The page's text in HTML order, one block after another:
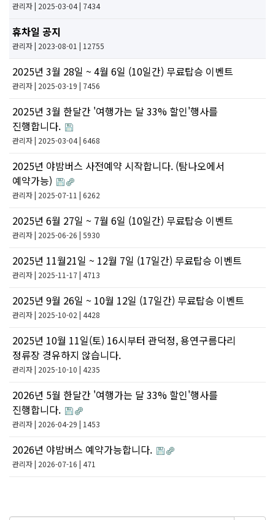
관리자| 2025-03-04 | 7434
휴차일 공지
관리자| 2023-08-01 | 12755
2025년 3월 28일 ~ 4월 6일 (10일간) 무료탑승 이벤트
관리자| 2025-03-19 | 7456
2025년 3월 한달간 '여행가는 달 33% 할인'행사를
진행합니다.
관리자| 2025-03-04 | 6468
2025년 야밤버스 사전예약 시작합니다. (탐나오에서
예약가능)
관리자| 2025-07-11 | 6262
2025년 6월 27일 ~ 7월 6일 (10일간) 무료탑승 이벤트
관리자| 2025-06-26 | 5930
2025년 11월21일 ~ 12월 7일 (17일간) 무료탑승 이벤트
관리자| 2025-11-17 | 4713
2025년 9월 26일 ~ 10월 12일 (17일간) 무료탑승 이벤트
관리자| 2025-10-02 | 4428
2025년 10월 11일(토) 16시부터 관덕정, 용연구름다리
정류장 경유하지 않습니다.
관리자| 2025-10-10 | 4235
2026년 5월 한달간 '여행가는 달 33% 할인'행사를
진행합니다.
관리자| 2026-04-29 | 1453
2026년 야밤버스 예약가능합니다.
관리자| 2026-07-16 | 471